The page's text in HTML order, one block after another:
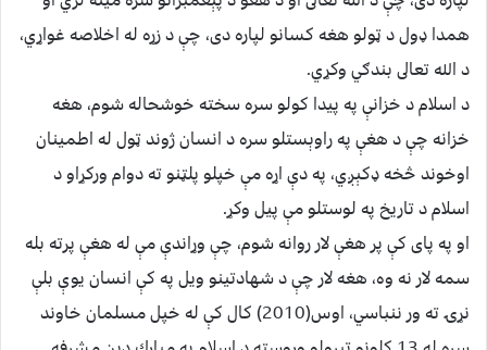
همدا ډول د ټولو هغه كسانو لپاره دى، چې د زړه له اخلاصه غواړي،
د الله تعالى بندګي وكړي.
د اسلام د خزانې په پيدا كولو سره سخته خوشحاله شوم، هغه
خزانه چې د هغې په راوېستلو سره د انسان ژوند ټول له اطمينان
اوخوند څخه ډكېږي، په دې اړه مې خپلو پلټنو ته دوام وركړاو د
اسلام د تاريخ په لوستلو مې پيل وكړ.
او په پاى كې پر هغې لار روانه شوم، چې وړاندې مې له هغې پرته بله
سمه لار نه وه، هغه لار چې د شهادتينو ويل په كې انسان يوې بلې
نړۍ ته ور ننباسي، اوس(2010) كال كې له خپل مسلمان خاوند